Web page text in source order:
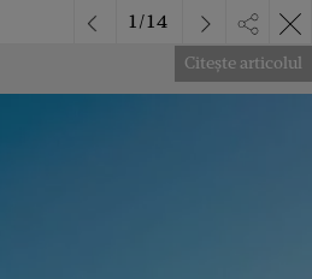
Citește articolul
1/14